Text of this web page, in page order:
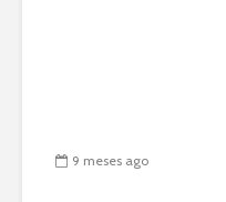
9 meses ago